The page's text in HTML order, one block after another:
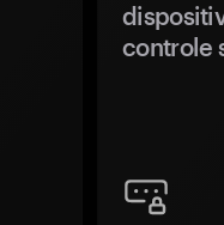
controle